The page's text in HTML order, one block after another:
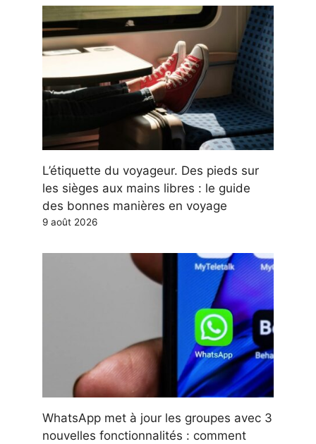
L’étiquette du voyageur. Des pieds sur
les sièges aux mains libres : le guide
des bonnes manières en voyage
9 août 2026
WhatsApp met à jour les groupes avec 3
nouvelles fonctionnalités : comment